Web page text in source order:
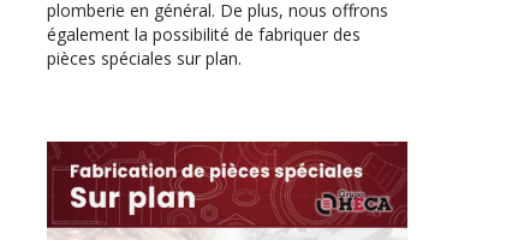
plomberie en général. De plus, nous offrons
également la possibilité de fabriquer des
pièces spéciales sur plan.